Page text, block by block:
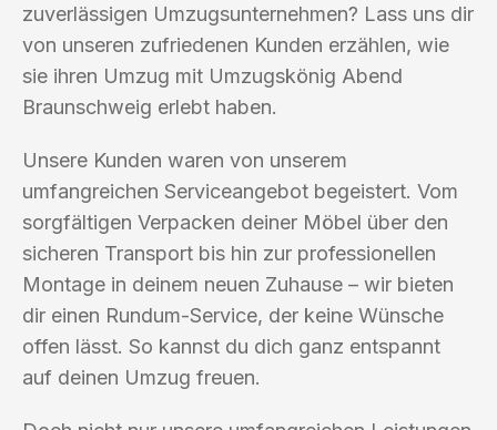
zuverlässigen Umzugsunternehmen? Lass uns dir
von unseren zufriedenen Kunden erzählen, wie
sie ihren Umzug mit Umzugskönig Abend
Braunschweig erlebt haben.
Unsere Kunden waren von unserem
umfangreichen Serviceangebot begeistert. Vom
sorgfältigen Verpacken deiner Möbel über den
sicheren Transport bis hin zur professionellen
Montage in deinem neuen Zuhause – wir bieten
dir einen Rundum-Service, der keine Wünsche
offen lässt. So kannst du dich ganz entspannt
auf deinen Umzug freuen.